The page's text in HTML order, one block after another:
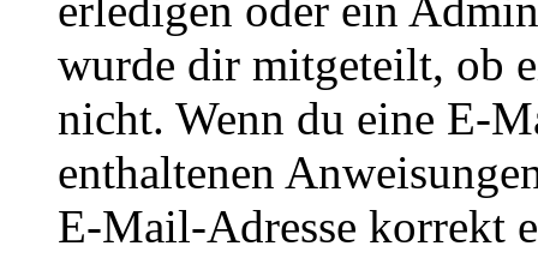
wurde dir mitgeteilt, ob
nicht. Wenn du eine E-
enthaltenen
E-Mail-Adresse korrekt